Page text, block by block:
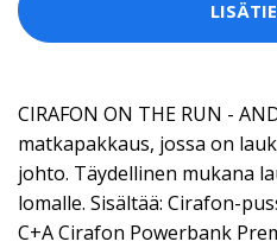
CIRAFON ON THE RUN -
matkapakkaus, jossa on
johto. Täydellinen mukana
lomalle. Sisältää: Cirafon-
C+A Cirafon Powerbank